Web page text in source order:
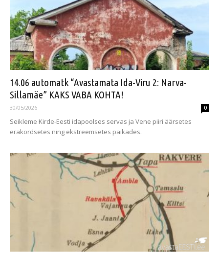
14.06 automatk “Avastamata Ida-Viru 2: Narva-
Sillamäe” KAKS VABA KOHTA!
30/05/2026 0
Seikleme Kirde-Eesti idapoolses servas ja Vene piiri äärsetes
erakordsetes ning ekstreemsetes paikades.